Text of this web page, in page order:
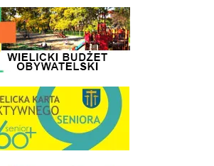
strony - Wielicki Budżet Obywatelski
strony Wielicka Karta Aktywnego Seniora